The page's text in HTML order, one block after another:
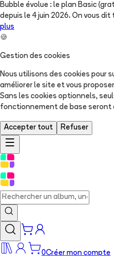
Bubble évolue : le plan Basic
depuis le 4 juin 2026. On vous
plus
🍪
Gestion des cookies
Nous utilisons des cookies pour
améliorer le site et vous
Sans les cookies optionnels,
fonctionnement de base seront
Accepter tout Refuser
0Créer mon compte